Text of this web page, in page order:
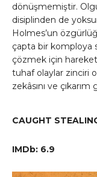
dönüşmemiştir.
disiplinden de
Holmes’un
çapta bir komploya
çözmek için
tuhaf olaylar zinciri
zekâsını ve
CAUGHT
IMDb: 6.9